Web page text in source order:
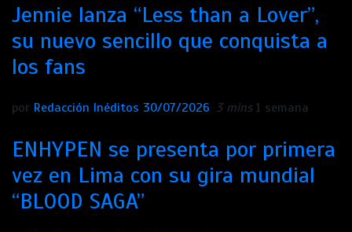
Jennie lanza “Less than a Lover”,
su nuevo sencillo que conquista a
los fans
por Redacción Inéditos 30/07/2026 3 mins 1 semana
ENHYPEN se presenta por primera
vez en Lima con su gira mundial
“BLOOD SAGA”